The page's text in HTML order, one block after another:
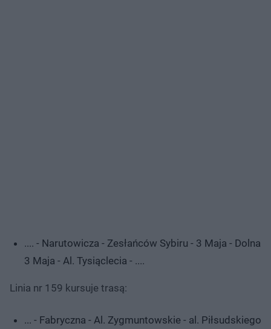
.... - Narutowicza - Zesłańców Sybiru - 3 Maja - Dolna
3 Maja - Al. Tysiąclecia - ....
Linia nr 159 kursuje trasą:
... - Fabryczna - Al. Zygmuntowskie - al. Piłsudskiego